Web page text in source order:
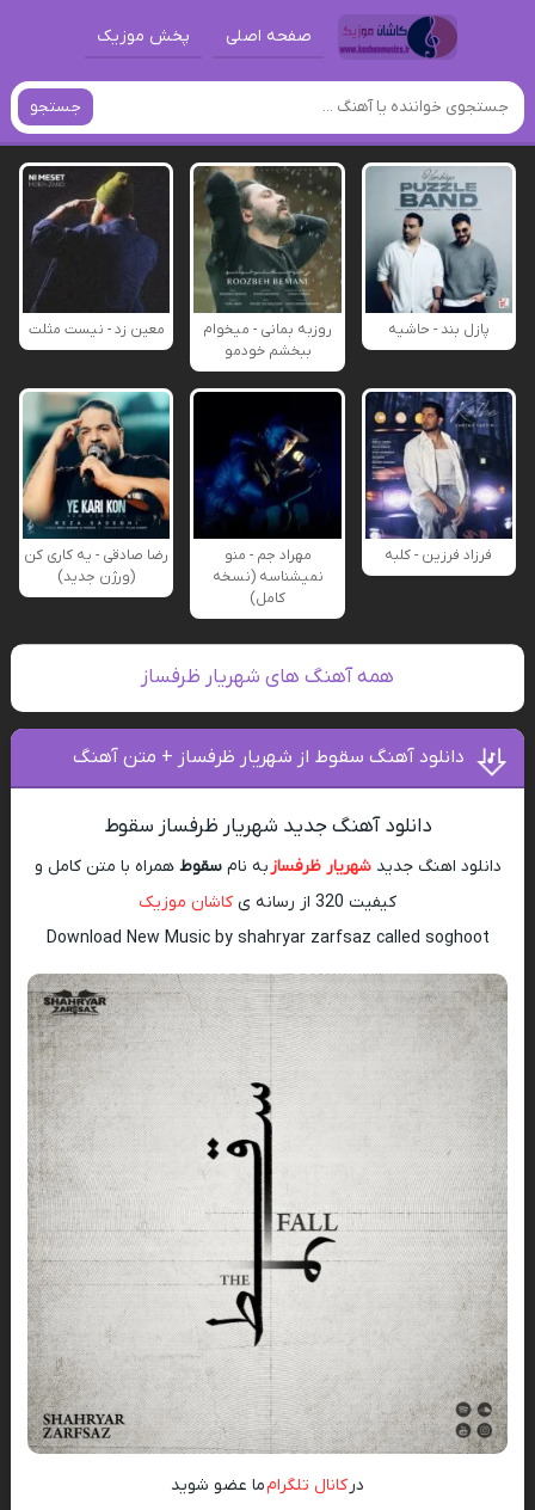
صفحه اصلی پخش موزیک
جستجو
پازل بند - حاشیه
روزبه بمانی - میخوام
ببخشم خودمو
معین زد - نیست مثلت
فرزاد فرزین - کلبه
مهراد جم - منو
نمیشناسه (نسخه
کامل)
رضا صادقی - یه کاری کن
(ورژن جدید)
همه آهنگ های شهریار ظرفساز
دانلود آهنگ سقوط از شهریار ظرفساز + متن آهنگ
دانلود آهنگ جدید شهریار ظرفساز سقوط
دانلود اهنگ جدیدشهریار ظرفسازبه نامسقوط همراه با متن کامل و
کیفیت 320 از رسانه ی
کاشان موزیک
Download New Music by shahryar zarfsaz called soghoot
درکانال تلگرامما عضو شوید